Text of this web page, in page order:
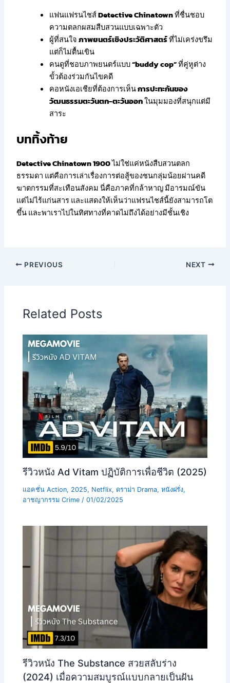
แฟนแฟรนไชส์Detective Chinatownที่ชื่นชอบ
ความตลกผสมสืบสวนแบบเฉพาะตัว
ผู้ที่สนใจภาพยนตร์เชิงประวัติศาสตร์ที่ไม่เคร่งขรึม
แต่ก็ไม่ตื้นเขิน
คนดูที่ชอบภาพยนตร์แบบ“buddy cop”ที่คู่หูต่าง
ขั้วต้องร่วมกันไขคดี
คอหนังเอเชียที่ต้องการเห็นการปะทะกันของ
วัฒนธรรมตะวันตก-ตะวันออกในมุมมองที่สนุกแต่มี
สาระ
บททิ้งท้าย
Detective Chinatown 1900ไม่ใช่แค่หนังสืบสวนตลก
ธรรมดา แต่คือการเล่าเรื่องการต่อสู้ของชนกลุ่มน้อยผ่านคดี
ฆาตกรรมที่สะเทือนสังคม นี่คือภาคที่กล้าหาญ มีอารมณ์ขัน
แต่ไม่ไร้แก่นสาร และแสดงให้เห็นว่าแฟรนไชส์นี้ยังสามารถโต
ขึ้น และพาเราไปในทิศทางที่คาดไม่ถึงได้อย่างมีชั้นเชิง
PREVIOUS NEXT
Related Posts
รีวิวหนัง Ad Vitam ปฏิบัติการเพื่อชีวิต (2025)
แอคชั่น Action, 2025, Netflix,ดราม่า Drama,หนังฝรั่ง,
อาชญากรรม Crime /01/02/2025
รีวิวหนัง The Substance สวยสลับร่าง
(2024) เมื่อความสมบูรณ์แบบกลายเป็นฝัน